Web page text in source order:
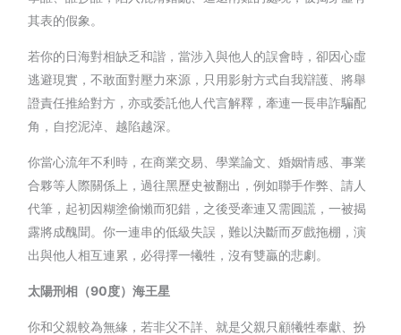
其表的假象。
若你的日海對相缺乏和諧，當涉入與他人的誤會時，卻因心虛
逃避現實，不敢面對壓力來源，只用影射方式自我辯護、將舉
證責任推給對方，亦或委託他人代言解釋，牽連一長串詐騙配
角，自挖泥淖、越陷越深。
你當心流年不利時，在商業交易、學業論文、婚姻情感、事業
合夥等人際關係上，過往黑歷史被翻出，例如聯手作弊、請人
代筆，起初因糊塗偷懶而犯錯，之後受牽連又需圓謊，一被揭
露將成醜聞。你一連串的低級失誤，難以決斷而歹戲拖棚，演
出與他人相互連累，必得擇一犧牲，沒有雙贏的悲劇。
太陽刑相（90度）海王星
你和父親較為無緣，若非父不詳、就是父親只顧犧牲奉獻、扮